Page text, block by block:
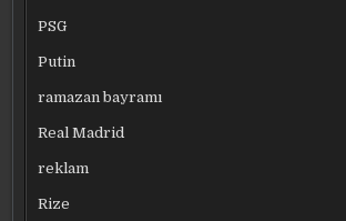
PSG
Putin
ramazan bayramı
Real Madrid
reklam
Rize